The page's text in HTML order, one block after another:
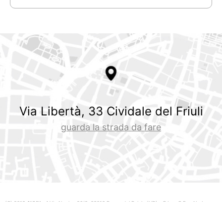
Via Libertà, 33 Cividale del Friuli
guarda la strada da fare